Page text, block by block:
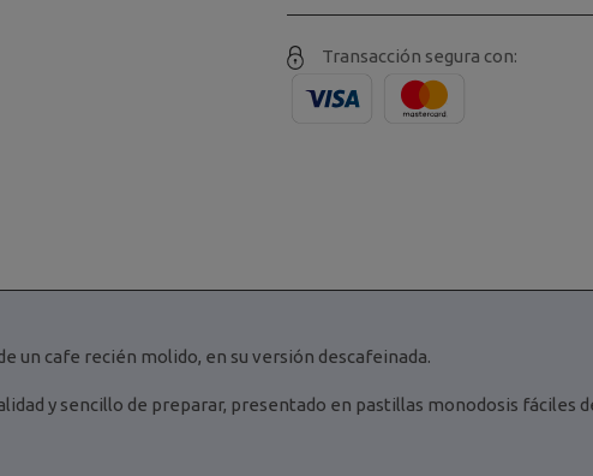
Transacción segura con:
un cafe recién molido, en su versión descafeinada.
y sencillo de preparar, presentado en pastillas monodosis fáciles